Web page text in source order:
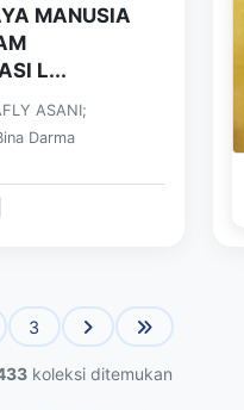
MANUSIA
L...
ASANI;
Darma
3
koleksi ditemukan